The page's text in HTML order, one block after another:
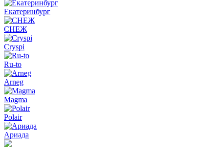
Екатеринбург
СНЕЖ
Cryspi
Ru-to
Arneg
Magma
Polair
Ариада